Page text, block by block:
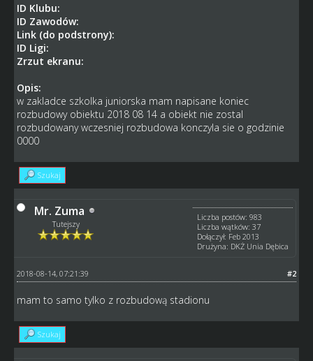
ID Klubu:
ID Zawodów:
Link (do podstrony):
ID Ligi:
Zrzut ekranu:
Opis:
w zakladce szkolka juniorska mam napisane koniec
rozbudowy obiektu 2018 08 14 a obiekt nie zostal
rozbudowany wczesniej rozbudowa konczyla sie o godzinie
0000
Szukaj
Mr. Zuma
Tutejszy
Liczba postów: 983
Liczba wątków: 37
Dołączył: Feb 2013
Drużyna: DKŻ Unia Dębica
#2
2018-08-14, 07:21:39
mam to samo tylko z rozbudową stadionu
Szukaj